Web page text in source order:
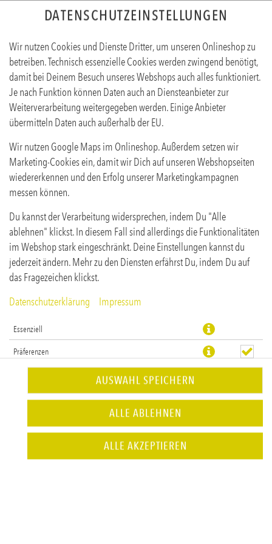
DATENSCHUTZEINSTELLUNGEN
Wir nutzen Cookies und Dienste Dritter, um unseren Onlineshop zu
betreiben. Technisch essenzielle Cookies werden zwingend benötigt,
damit bei Deinem Besuch unseres Webshops auch alles funktioniert.
Je nach Funktion können Daten auch an Diensteanbieter zur
Weiterverarbeitung weitergegeben werden. Einige Anbieter
übermitteln Daten auch außerhalb der EU.
Wir nutzen Google Maps im Onlineshop. Außerdem setzen wir
Marketing-Cookies ein, damit wir Dich auf unseren Webshopseiten
wiedererkennen und den Erfolg unserer Marketingkampagnen
messen können.
Du kannst der Verarbeitung widersprechen, indem Du "Alle
ablehnen" klickst. In diesem Fall sind allerdings die Funktionalitäten
im Webshop stark eingeschränkt. Deine Einstellungen kannst du
jederzeit ändern. Mehr zu den Diensten erfährst Du, indem Du auf
das Fragezeichen klickst.
Datenschutzerklärung
Impressum
Essenziell
Präferenzen
AUSWAHL SPEICHERN
ALLE ABLEHNEN
ALLE AKZEPTIEREN
HORNTRÄGER MIT FRITTEN
Produktinfos
vegetarischer Burger mit Fritten nach Wahl
JETZT BESTELLEN